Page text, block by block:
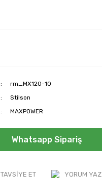
rm_MX120-10
Stilson
MAXPOWER
Whatsapp Sipariş
TAVSIYE ET YORUM YAZ